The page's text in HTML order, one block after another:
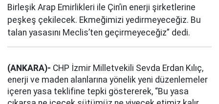
Birleşik Arap Emirlikleri ile Çin’in enerji şirketlerine
peşkeş çekilecek. Ekmeğimizi yedirmeyeceğiz. Bu
talan yasasını Meclis’ten geçirmeyeceğiz” dedi.
(ANKARA)- CHP İzmir Milletvekili Sevda Erdan Kılıç,
enerji ve maden alanlarına yönelik yeni düzenlemeler
içeren yasa teklifine tepki göstererek, “Bu yasa